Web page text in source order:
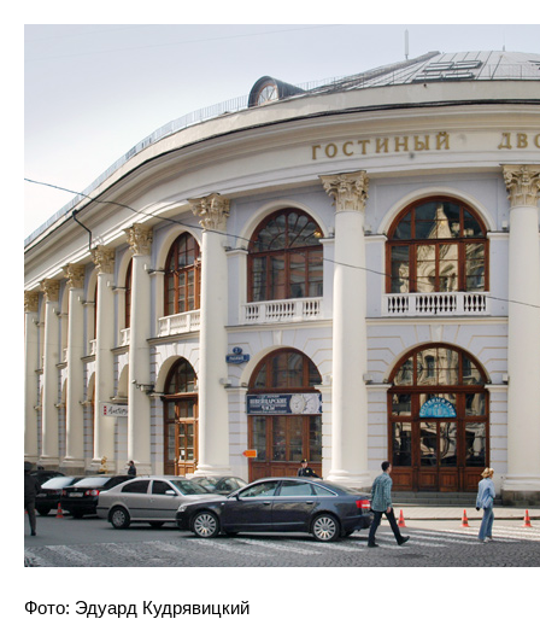
Фото: Эдуард Кудрявицкий